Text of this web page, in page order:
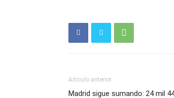
Artículo anterior
Madrid sigue sumando: 24 mil